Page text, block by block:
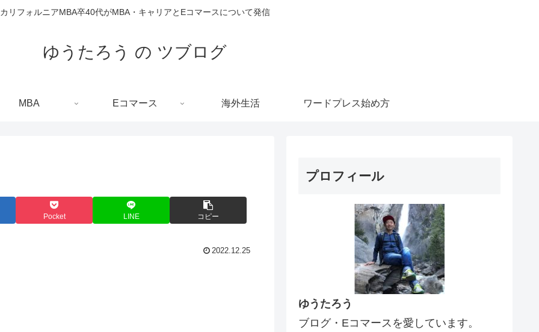
カリフォルニアMBA卒40代がMBA・キャリアとEコマースについて発信
ゆうたろう の ツブログ
MBA Eコマース 海外生活 ワードプレス始め方
Pocket LINE コピー
2022.12.25
プロフィール
ゆうたろう
ブログ・Eコマースを愛しています。